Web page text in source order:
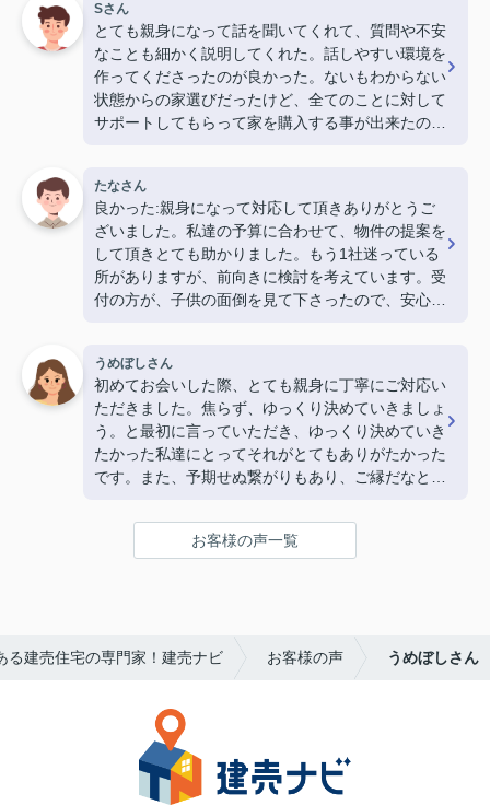
Sさん
とても親身になって話を聞いてくれて、質問や不安
なことも細かく説明してくれた。話しやすい環境を
作ってくださったのが良かった。ないもわからない
状態からの家選びだったけど、全てのことに対して
サポートしてもらって家を購入する事が出来たので
たなさん
良かった:親身になって対応して頂きありがとうご
ざいました。私達の予算に合わせて、物件の提案を
して頂きとても助かりました。もう1社迷っている
所がありますが、前向きに検討を考えています。受
付の方が、子供の面倒を見て下さったので、安心し
うめぼしさん
初めてお会いした際、とても親身に丁寧にご対応い
ただきました。焦らず、ゆっくり決めていきましょ
う。と最初に言っていただき、ゆっくり決めていき
たかった私達にとってそれがとてもありがたかった
です。また、予期せぬ繋がりもあり、ご縁だなと感
ただき、本当にありがとうございました。(20代・
お客様の声一覧
る建売住宅の専門家！建売ナビ お客様の声 うめぼしさん